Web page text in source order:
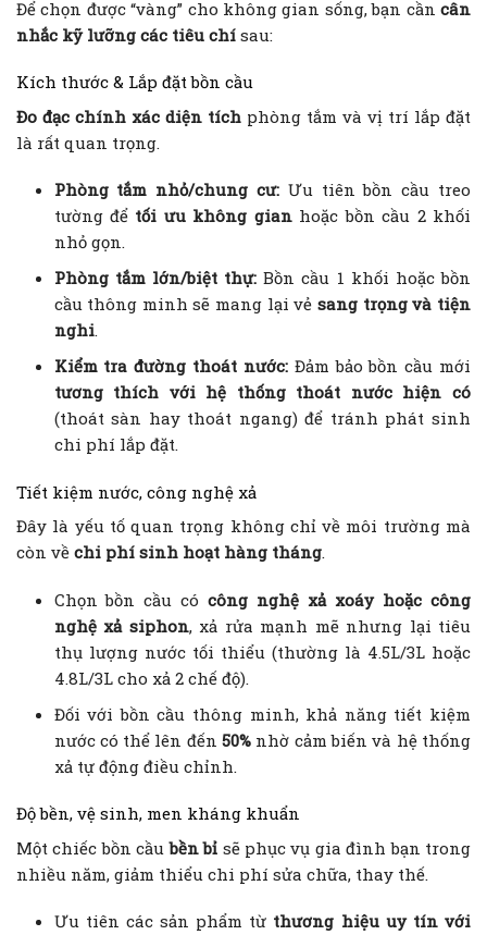
Để chọn được “vàng” cho không gian sống, bạn cần cân
nhắc kỹ lưỡng các tiêu chí sau:
Kích thước & Lắp đặt bồn cầu
Đo đạc chính xác diện tích phòng tắm và vị trí lắp đặt
là rất quan trọng.
Phòng tắm nhỏ/chung cư:Ưu tiên bồn cầu treo
tường để tối ưu không gianhoặc bồn cầu 2 khối
nhỏ gọn.
Phòng tắm lớn/biệt thự: Bồn cầu 1 khối hoặc bồn
cầu thông minh sẽ mang lại vẻsang trọng và tiện
nghi.
Kiểm tra đường thoát nước:Đảm bảo bồn cầu mới
tương thích với hệ thống thoát nước hiện có
(thoát sàn hay thoát ngang) để tránh phát sinh
chi phí lắp đặt.
Tiết kiệm nước, công nghệ xả
Đây là yếu tố quan trọng không chỉ về môi trường mà
còn về chi phí sinh hoạt hàng tháng.
Chọn bồn cầu cócông nghệ xả xoáy hoặc công
nghệ xả siphon, xả rửa mạnh mẽ nhưng lại tiêu
thụ lượng nước tối thiểu (thường là 4.5L/3L hoặc
4.8L/3L cho xả 2 chế độ).
Đối với bồn cầu thông minh, khả năng tiết kiệm
nước có thể lên đến50% nhờ cảm biến và hệ thống
xả tự động điều chỉnh.
Độ bền, vệ sinh, men kháng khuẩn
Một chiếc bồn cầubền bỉ sẽ phục vụ gia đình bạn trong
nhiều năm, giảm thiểu chi phí sửa chữa, thay thế.
Ưu tiên các sản phẩm từ thương hiệu uy tín với